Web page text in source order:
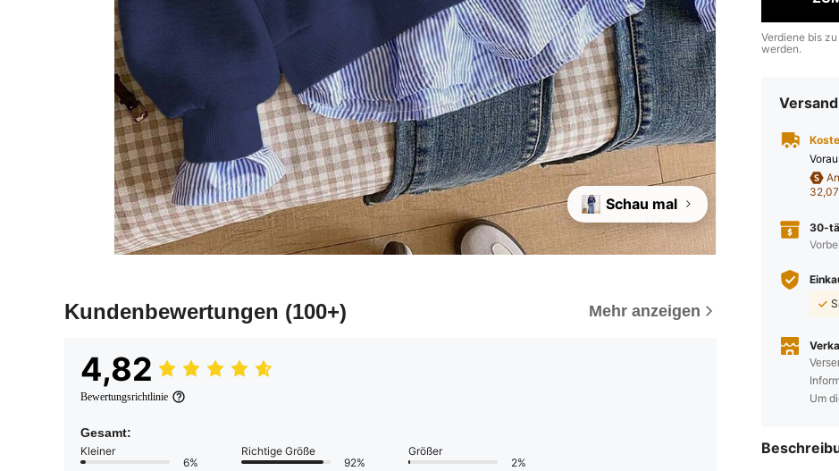
Schau mal
Kundenbewertungen (100+) Mehr anzeigen
4,82
Bewertungsrichtlinie
Gesamt:
Kleiner
6%
Richtige Größe
92%
Größer
2%
Verdiene bis zu
werden.
30-